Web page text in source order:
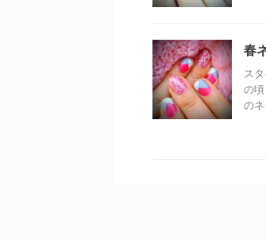
春
ス
の
の